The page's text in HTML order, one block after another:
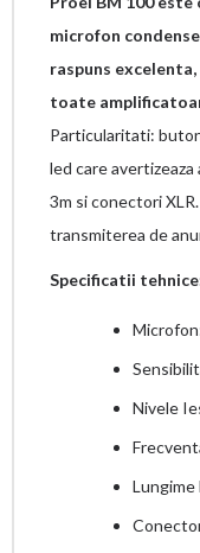
microfon
raspuns
toate
Particularitati:
led care
3m si conectori
transmiterea de
Specificatii
Nivele
Lungime